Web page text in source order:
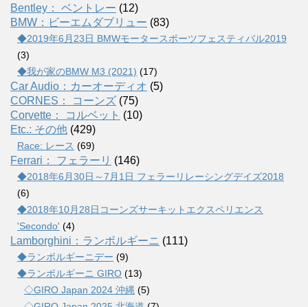
Bentley： ベントレー (12)
BMW：ビーエムダブリュー (83)
◆2019年6月23日 BMWモータースポーツフェスティバル2019
(3)
◆我が家のBMW M3 (2021) (17)
Car Audio：カーオーディオ (5)
CORNES： コーンズ (75)
Corvette： コルベット (10)
Etc.: その他 (429)
Race: レース (69)
Ferrari： フェラーリ (146)
◆2018年6月30日～7月1日 フェラーリレーシングデイズ2018
(6)
◆2018年10月28日コーンズサーキットエクスペリエンス
'Secondo' (4)
Lamborghini：ランボルギーニ (111)
◆ランボルギーニデー (9)
◆ランボルギーニ GIRO (13)
◇GIRO Japan 2024 沖縄 (5)